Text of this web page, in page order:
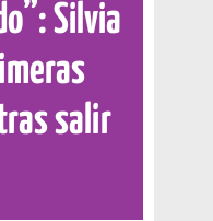
Silvia
salir